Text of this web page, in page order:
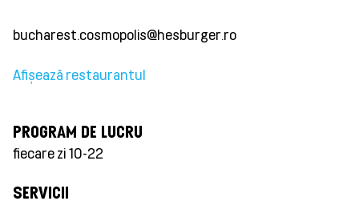
bucharest.cosmopolis@hesburger.ro
Afișează restaurantul
PROGRAM DE LUCRU
fiecare zi 10-22
SERVICII